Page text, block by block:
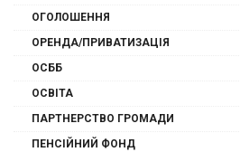
ОГОЛОШЕННЯ
ОРЕНДА/ПРИВАТИЗАЦІЯ
ОСББ
ОСВІТА
ПАРТНЕРСТВО ГРОМАДИ
ПЕНСІЙНИЙ ФОНД